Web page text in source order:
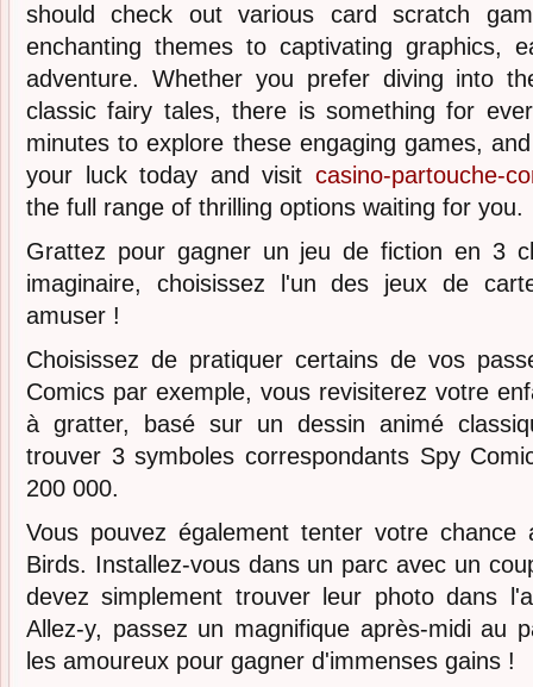
should check out various card scratch
enchanting themes to captivating graphics,
adventure. Whether you prefer diving into
classic fairy tales, there is something for
minutes to explore these engaging games,
your luck today and visit casino-partouche-
the full range of thrilling options waiting for you.
Grattez pour gagner un jeu de fiction en 3
imaginaire, choisissez l'un des jeux de
amuser !
Choisissez de pratiquer certains de vos
Comics par exemple, vous revisiterez votre
à gratter, basé sur un dessin animé
trouver 3 symboles correspondants Spy
200 000.
Vous pouvez également tenter votre chance
Birds. Installez-vous dans un parc avec un
devez simplement trouver leur photo dans
Allez-y, passez un magnifique après-midi au
les amoureux pour gagner d'immenses gains !